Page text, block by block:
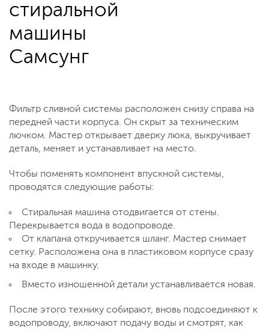
стиральной
машины
Самсунг
Фильтр сливной системы расположен снизу справа на
передней части корпуса. Он скрыт за техническим
лючком. Мастер открывает дверку люка, выкручивает
деталь, меняет и устанавливает на место.
Чтобы поменять компонент впускной системы,
проводятся следующие работы:
Стиральная машина отодвигается от стены.
Перекрывается вода в водопроводе.
От клапана откручивается шланг. Мастер снимает
сетку. Расположена она в пластиковом корпусе сразу
на входе в машинку.
Вместо изношенной детали устанавливается новая.
После этого технику собирают, вновь подсоединяют к
водопроводу, включают подачу воды и смотрят, как